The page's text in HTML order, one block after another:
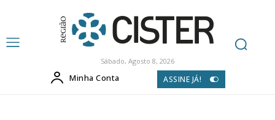
Sábado, Agosto 8, 2026
Minha Conta ASSINE JÁ!